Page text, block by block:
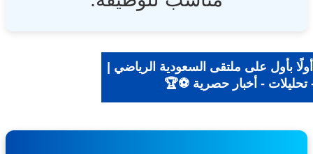
بأول على ملتقى السعودية الرياضي |
- أخبار حصرية ⚽🏆